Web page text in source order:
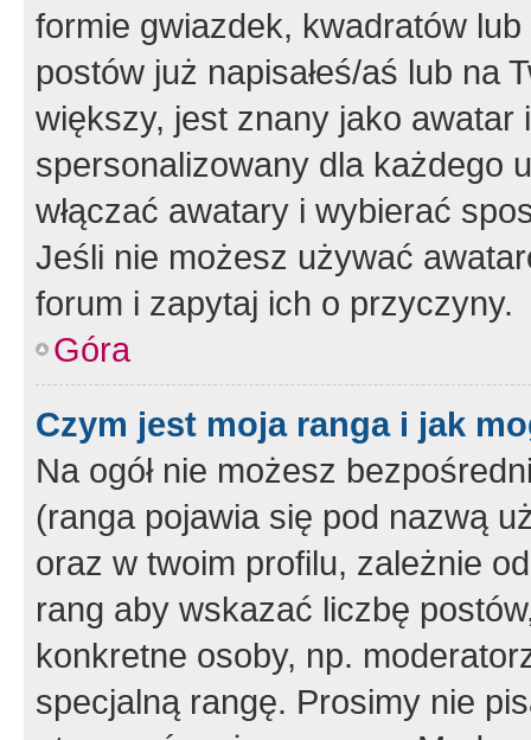
formie gwiazdek, kwadratów
postów już napisałeś/aś lub na
większy, jest znany jako
spersonalizowany dla każdego
włączać awatary i wybierać
Jeśli nie możesz używać
forum i zapytaj ich o przyczyny.
Góra
Czym jest moja ranga i jak
Na ogół nie możesz
(ranga pojawia się pod nazwą
oraz w twoim profilu, zależnie
rang aby wskazać liczbę
konkretne osoby, np.
specjalną rangę. Prosimy nie